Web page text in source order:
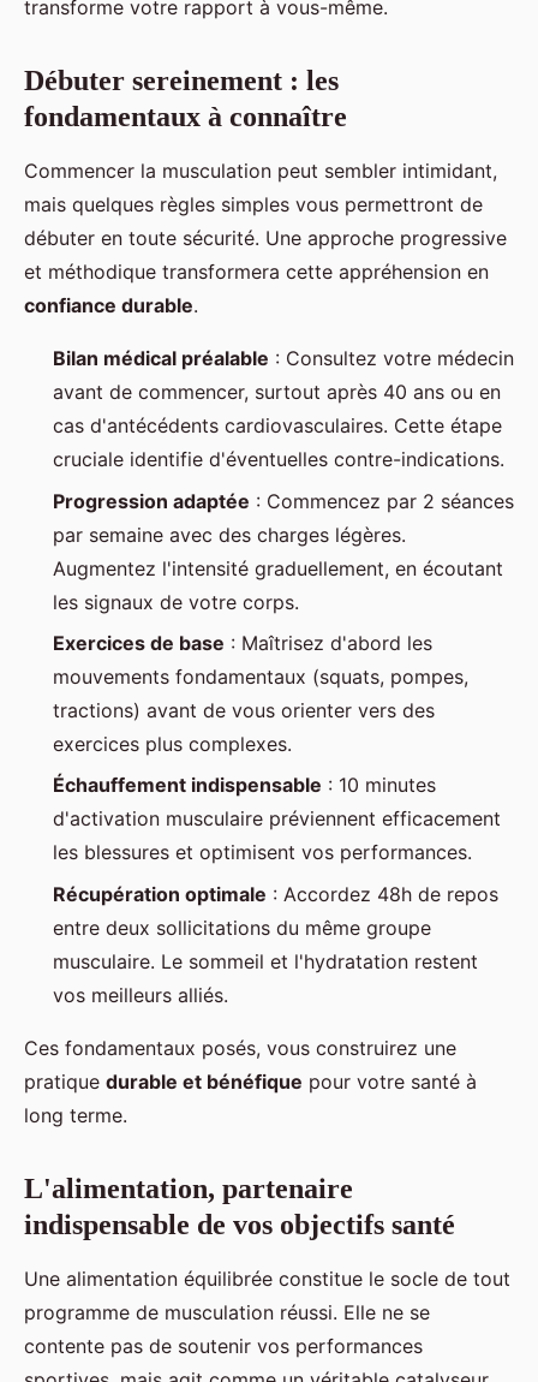
transforme votre rapport à vous-même.
Débuter sereinement : les
fondamentaux à connaître
Commencer la musculation peut sembler intimidant,
mais quelques règles simples vous permettront de
débuter en toute sécurité. Une approche progressive
et méthodique transformera cette appréhension en
confiance durable.
Bilan médical préalable : Consultez votre médecin
avant de commencer, surtout après 40 ans ou en
cas d'antécédents cardiovasculaires. Cette étape
cruciale identifie d'éventuelles contre-indications.
Progression adaptée : Commencez par 2 séances
par semaine avec des charges légères.
Augmentez l'intensité graduellement, en écoutant
les signaux de votre corps.
Exercices de base : Maîtrisez d'abord les
mouvements fondamentaux (squats, pompes,
tractions) avant de vous orienter vers des
exercices plus complexes.
Échauffement indispensable : 10 minutes
d'activation musculaire préviennent efficacement
les blessures et optimisent vos performances.
Récupération optimale : Accordez 48h de repos
entre deux sollicitations du même groupe
musculaire. Le sommeil et l'hydratation restent
vos meilleurs alliés.
Ces fondamentaux posés, vous construirez une
pratique durable et bénéfique pour votre santé à
long terme.
L'alimentation, partenaire
indispensable de vos objectifs santé
Une alimentation équilibrée constitue le socle de tout
programme de musculation réussi. Elle ne se
contente pas de soutenir vos performances